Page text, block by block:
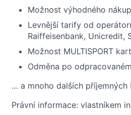
Možnost výhodného
Levnější tarify od
Raiffeisenbank, Unicredit,
Možnost MULTISPORT
Odměna po
… a mnoho dalších příjemných
Právní informace: vlastníkem